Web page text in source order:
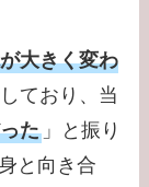
大きく変わ
ており、当
た 」と振り
と向き合